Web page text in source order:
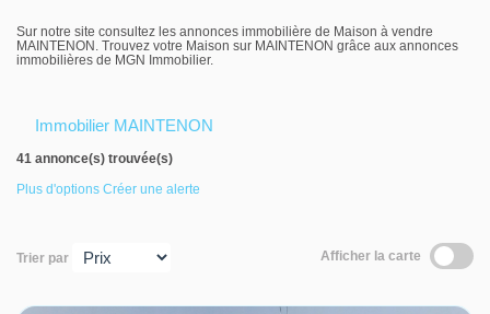
Sur notre site consultez les annonces immobilière de Maison à vendre
MAINTENON. Trouvez votre Maison sur MAINTENON grâce aux annonces
immobilières de MGN Immobilier.
Immobilier MAINTENON
41 annonce(s) trouvée(s)
Plus d'options Créer une alerte
Trier par Afficher la carte